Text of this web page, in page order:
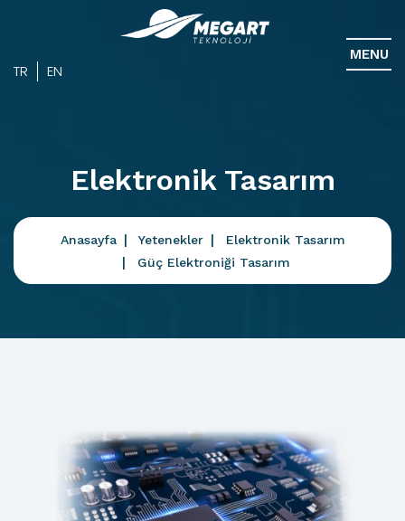
TR EN
MENU
Elektronik Tasarım
Anasayfa Yetenekler
Elektronik Tasarım
Güç Elektroniği Tasarım